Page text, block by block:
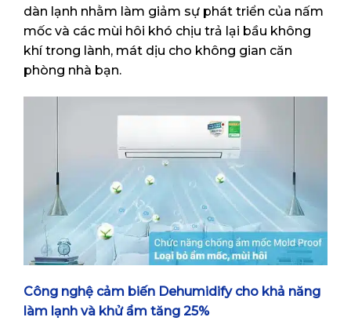
dàn lạnh nhằm làm giảm sự phát triển của nấm
mốc và các mùi hôi khó chịu trả lại bầu không
khí trong lành, mát dịu cho không gian căn
phòng nhà bạn.
Công nghệ cảm biến Dehumidify cho khả năng
làm lạnh và khử ẩm tăng 25%